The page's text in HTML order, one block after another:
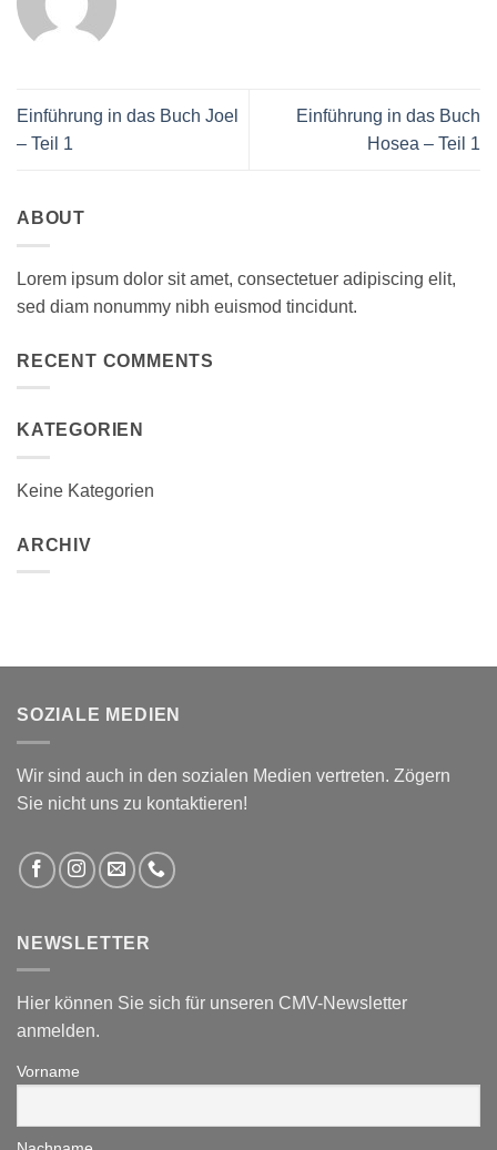
Einführung in das Buch Joel
– Teil 1
Einführung in das Buch
Hosea – Teil 1
ABOUT
Lorem ipsum dolor sit amet, consectetuer adipiscing elit,
sed diam nonummy nibh euismod tincidunt.
RECENT COMMENTS
KATEGORIEN
Keine Kategorien
ARCHIV
SOZIALE MEDIEN
Wir sind auch in den sozialen Medien vertreten. Zögern
Sie nicht uns zu kontaktieren!
NEWSLETTER
Hier können Sie sich für unseren CMV-Newsletter
anmelden.
Vorname